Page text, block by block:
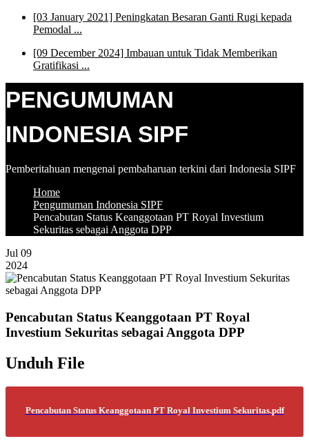
[03 January 2021] Peningkatan Besaran Ganti Rugi kepada
Pemodal ...
[09 December 2024] Imbauan untuk Tidak Memberikan
Gratifikasi ...
PENGUMUMAN
INDONESIA SIPF
Pemberitahuan mengenai pembaharuan terkini dari Indonesia SIPF
Home
Pengumuman Indonesia SIPF
Pencabutan Status Keanggotaan PT Royal Investium
Sekuritas sebagai Anggota DPP
Jul 09
2024
Pencabutan Status Keanggotaan PT Royal
Investium Sekuritas sebagai Anggota DPP
Unduh File
Pencabutan Status Keanggotaan PT Royal Investium Sekuritas